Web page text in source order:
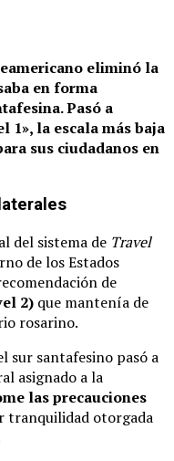
eliminó la
en forma
Pasó a
1», la escala más baja
sus ciudadanos en
del sistema de Travel
de los Estados
de
2) que mantenía de
rosarino.
sur santafesino pasó a
asignado a la
las precauciones
tranquilidad otorgada